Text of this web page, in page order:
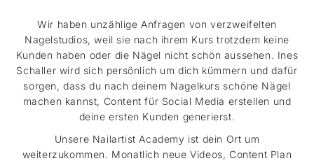
Wir haben unzählige Anfragen von verzweifelten
Nagelstudios, weil sie nach ihrem Kurs trotzdem keine
Kunden haben oder die Nägel nicht schön aussehen. Ines
Schaller wird sich persönlich um dich kümmern und dafür
sorgen, dass du nach deinem Nagelkurs schöne Nägel
machen kannst, Content für Social Media erstellen und
deine ersten Kunden generierst.
Unsere Nailartist Academy ist dein Ort um
weiterzukommen. Monatlich neue Videos, Content Plan